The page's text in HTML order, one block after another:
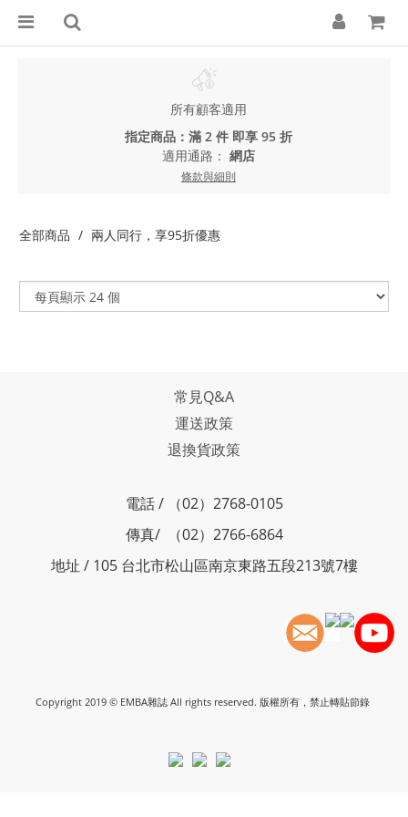
所有顧客適用
指定商品：滿 2 件 即享 95 折
適用通路： 網店
條款與細則
全部商品 兩人同行，享95折優惠
常見Q&A
運送政策
退換貨政策
電話 / （02）2768-0105
傳真/ （02）2766-6864
地址 / 105 台北市松山區南京東路五段213號7樓
Copyright 2019 © EMBA雜誌 All rights reserved. 版權所有，禁止轉貼節錄